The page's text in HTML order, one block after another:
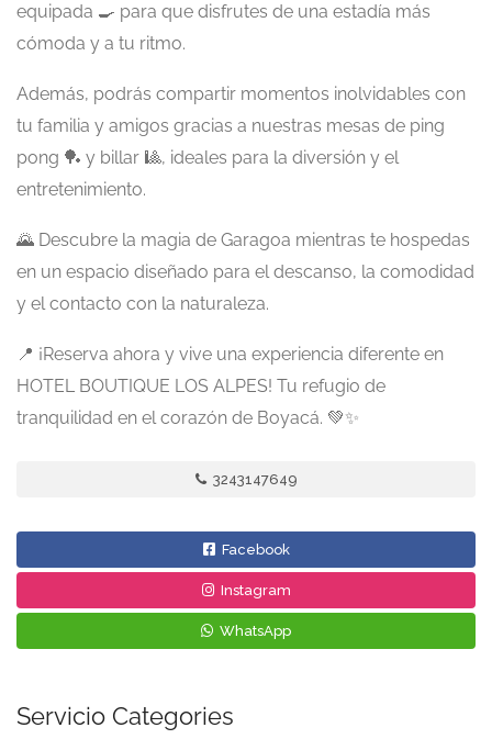
equipada 🍳 para que disfrutes de una estadía más
cómoda y a tu ritmo.
Además, podrás compartir momentos inolvidables con
tu familia y amigos gracias a nuestras mesas de ping
pong 🏓 y billar 🎱, ideales para la diversión y el
entretenimiento.
🌄 Descubre la magia de Garagoa mientras te hospedas
en un espacio diseñado para el descanso, la comodidad
y el contacto con la naturaleza.
📍 ¡Reserva ahora y vive una experiencia diferente en
HOTEL BOUTIQUE LOS ALPES! Tu refugio de
tranquilidad en el corazón de Boyacá. 💚✨
3243147649
Facebook
Instagram
WhatsApp
Servicio Categories